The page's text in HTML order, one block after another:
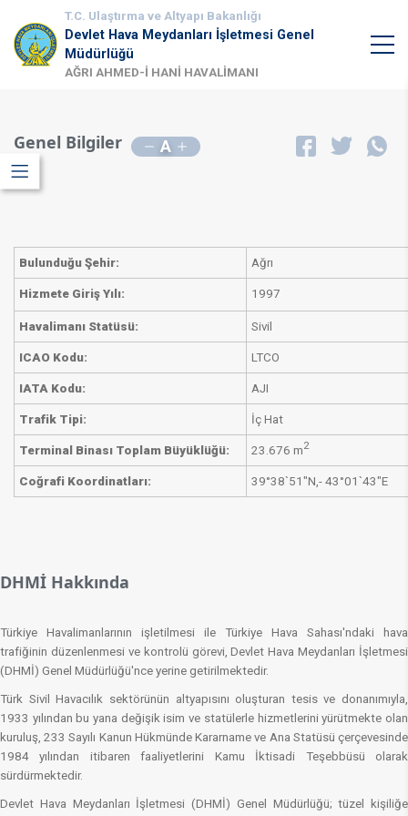
T.C. Ulaştırma ve Altyapı Bakanlığı
Devlet Hava Meydanları İşletmesi Genel
Müdürlüğü
AĞRI AHMED-İ HANİ HAVALİMANI
Genel Bilgiler A
Bulunduğu Şehir: ​Ağrı
​Hizmete Giriş Yılı: ​1997
​Havalimanı Statüsü: Sivil
ICAO Kodu: ​LTCO
IATA Kodu: ​AJI
Trafik Tipi: ​İç Hat
​Terminal Binası Toplam Büyüklüğü: 23.676 m2
​Coğrafi Koordinatları:
​39°38`51"N,​- 43°01`43"E
​​DHMİ Hakkında
Türkiye Havalimanlarının işletilmesi ile Türkiye Hava Sahası'ndaki hava
trafiğinin düzenlenmesi ve kontrolü görevi, Devlet Hava Meydanları İşletmesi
(DHMİ) Genel Müdürlüğü'nce yerine getirilmektedir.
Türk Sivil Havacılık sektörünün altyapısını oluşturan tesis ve donanımıyla,
1933 yılından bu yana değişik isim ve statülerle hizmetlerini yürütmekte olan
kuruluş, 233 Sayılı Kanun Hükmünde Kararname ve Ana Statüsü çerçevesinde
1984 yılından itibaren faaliyetlerini Kamu İktisadi Teşebbüsü olarak
sürdürmektedir.​
Devlet Hava Meydanları İşletmesi (DHMİ) Genel Müdürlüğü; tüzel kişiliğe